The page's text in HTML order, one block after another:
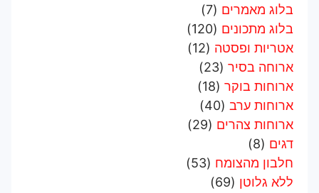
בלוג מאמרים (7)
בלוג מתכונים (120)
אטריות ופסטה (12)
ארוחה בסיר (23)
ארוחות בוקר (18)
ארוחות ערב (40)
ארוחות צהרים (29)
דגים (8)
חלבון מהצומח (53)
ללא גלוטן (69)